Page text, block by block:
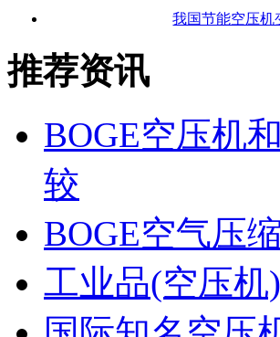
我国节能空压机
推荐资讯
BOGE空压机
较
BOGE空气压
工业品(空压